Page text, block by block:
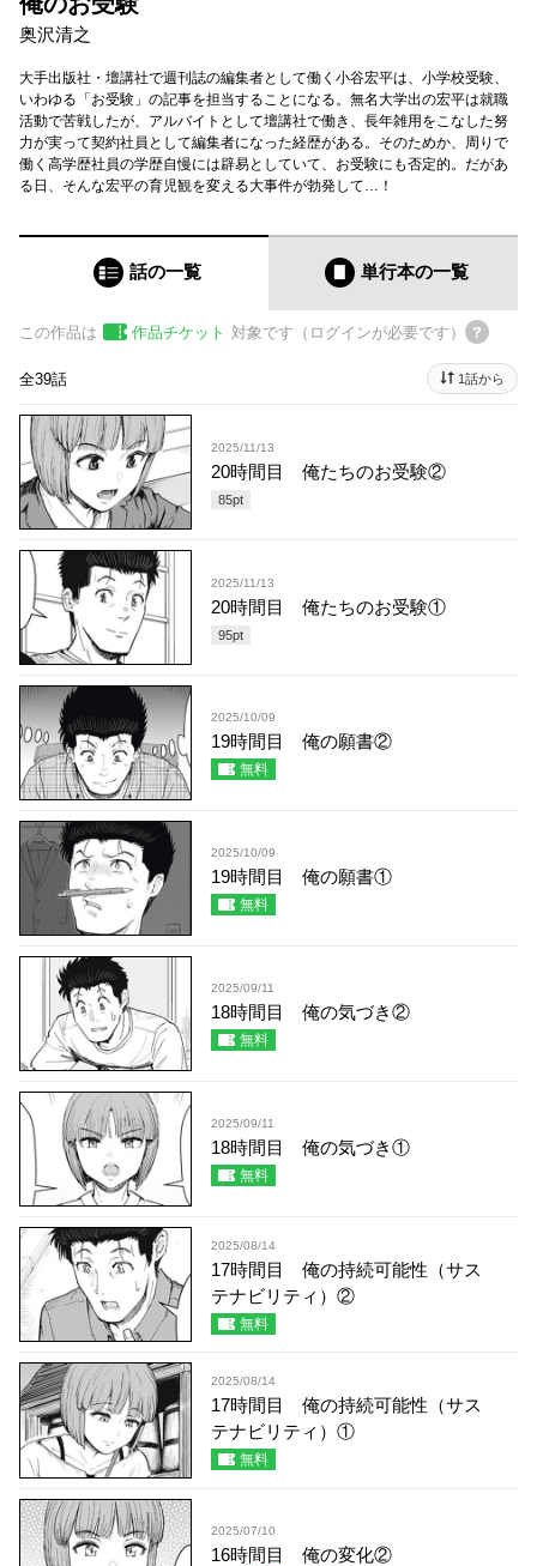
奥沢清之
大手出版社・壇講社で週刊誌の編集者として働く小谷宏平は、小学校受験、
いわゆる「お受験」の記事を担当することになる。無名大学出の宏平は就職
活動で苦戦したが、アルバイトとして壇講社で働き、長年雑用をこなした努
力が実って契約社員として編集者になった経歴がある。そのためか、周りで
働く高学歴社員の学歴自慢には辟易としていて、お受験にも否定的。だがあ
る日、そんな宏平の育児観を変える大事件が勃発して…！
話の一覧 単行本の一覧
この作品は 作品チケット 対象です（ログインが必要です）
全39話 1話から
2025/11/13
20時間目 俺たちのお受験②
85pt
2025/11/13
20時間目 俺たちのお受験①
95pt
2025/10/09
19時間目 俺の願書②
無料
2025/10/09
19時間目 俺の願書①
無料
2025/09/11
18時間目 俺の気づき②
無料
2025/09/11
18時間目 俺の気づき①
無料
2025/08/14
17時間目 俺の持続可能性（サス
テナビリティ）②
無料
2025/08/14
17時間目 俺の持続可能性（サス
テナビリティ）①
無料
2025/07/10
16時間目 俺の変化②